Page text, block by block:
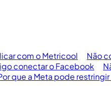
com o Metricool
Não
conectar o Facebook
que a Meta pode